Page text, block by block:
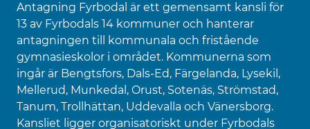
Antagning Fyrbodal är ett gemensamt kansli för
13 av Fyrbodals 14 kommuner och hanterar
antagningen till kommunala och fristående
gymnasieskolor i området. Kommunerna som
ingår är Bengtsfors, Dals-Ed, Färgelanda, Lysekil,
Mellerud, Munkedal, Orust, Sotenäs, Strömstad,
Tanum, Trollhättan, Uddevalla och Vänersborg.
Kansliet ligger organisatoriskt under Fyrbodals